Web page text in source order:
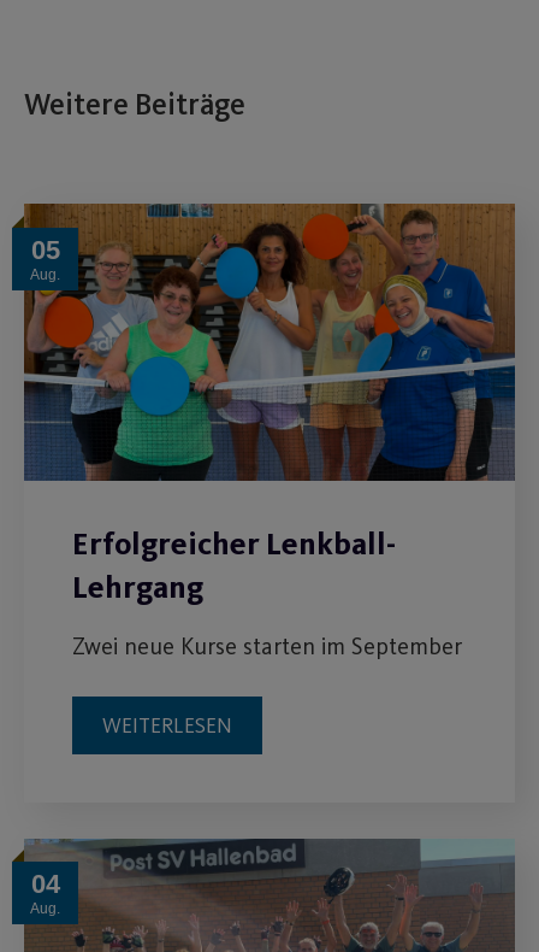
Erfolgreicher Lenkball-
Lehrgang
Zwei neue Kurse starten im September
WEITERLESEN
Hitzeschlacht auf zwei